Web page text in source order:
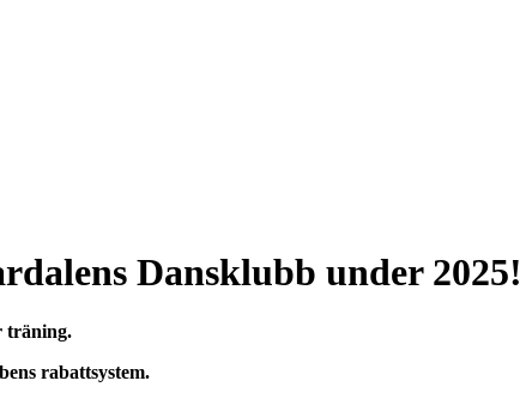
Dansklubb under 2025!
träning.
rabattsystem.